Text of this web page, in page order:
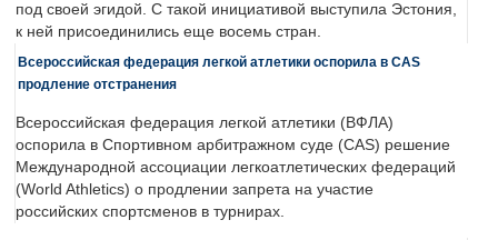
под своей эгидой. С такой инициативой выступила Эстония,
к ней присоединились еще восемь стран.
Всероссийская федерация легкой атлетики оспорила в CAS
продление отстранения
Всероссийская федерация легкой атлетики (ВФЛА)
оспорила в Спортивном арбитражном суде (CAS) решение
Международной ассоциации легкоатлетических федераций
(World Athletics) о продлении запрета на участие
российских спортсменов в турнирах.